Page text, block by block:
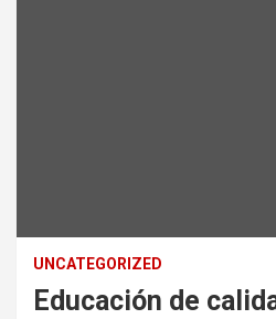
UNCATEGORIZED
Educación de